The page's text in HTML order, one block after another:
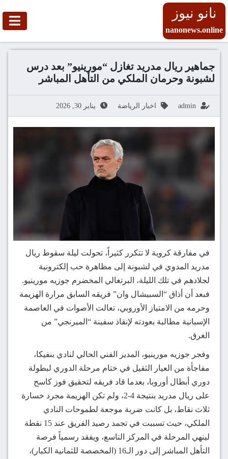
نانو نيوز
nanonews.online
جماهير ريال مدريد تغازل “مورينيو” بعد درس
لشبونة وحرمان الملكي من التأهل المباشر
admin اخبار الرياضة يناير 30, 2026
في مفارقة كروية لا تتكرر كثيراً، تحولت ليلة سقوط ريال
مدريد المدوي في لشبونة إلى مظاهرة حب إلكترونية
لجلادهم في تلك الليلة، البرتغالي المخضرم جوزيه مورينيو.
فبعد أن أذاق “السبيشال وان” فريقه السابق مرارة الهزيمة
وحرمه من الامتياز الأوروبي، تعالت الأصوات في العاصمة
الإسبانية مطالبة بعودته لإنقاذ سفينة “الميرنجي” من
الغرق.
وفجر جوزيه مورينيو، المدير الفني الحالي لنادي بنفيكا،
مفاجأة من العيار الثقيل في ختام مرحلة الدوري لبطولة
دوري أبطال أوروبا، بعدما قاد فريقه لتحقيق فوز كاسح
على ريال مدريد بنتيجة 4-2، ولم تكن الهزيمة مجرد خسارة
ثلاث نقاط، بل كانت ضربة موجعة لطموحات النادي
الملكي، حيث تسببت في تجمد رصيد الفريق عند 15 نقطة
لينهي المرحلة في المركز التاسع، ويفقد رسمياً فرصة
التأهل المباشر إلى دور الـ16 (المخصصة للثمانية الكبار)،